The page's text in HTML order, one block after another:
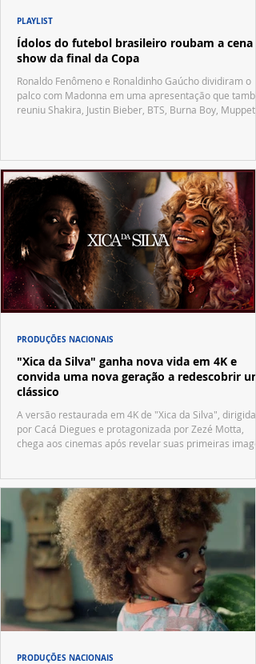
Ídolos do futebol brasileiro roubam a cena
show da final da Copa
Ronaldo Fenômeno e Ronaldinho Gaúcho dividiram o
palco com Madonna em uma apresentação que
reuniu Shakira, Justin Bieber, BTS, Burna Boy, Muppets,
PLAYLIST
"Xica da Silva" ganha nova vida em 4K e
convida uma nova geração a redescobrir um
clássico
A versão restaurada em 4K de "Xica da Silva", dirigida
por Cacá Diegues e protagonizada por Zezé Motta,
chega aos cinemas após revelar suas primeiras
PRODUÇÕES NACIONAIS
PRODUÇÕES NACIONAIS